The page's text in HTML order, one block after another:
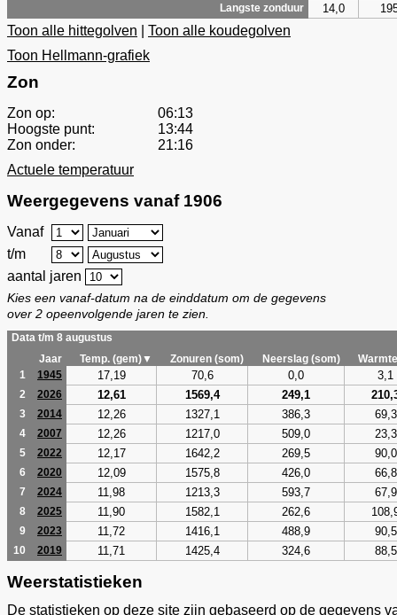
Langste zonduur 14,0
Toon alle hittegolven
Toon alle koudegolven
Toon Hellmann-grafiek
Zon
Zon op:
06:13
Hoogste punt:
13:44
Zon onder:
21:16
Actuele temperatuur
Weergegevens vanaf 1906
Vanaf
t/m
aantal jaren
Kies een vanaf-datum na de einddatum om de gegevens
over 2 opeenvolgende jaren te zien.
Data t/m 8 augustus
Jaar
Temp. (gem)▼ Zonuren (som) Neerslag (som)
1
1945 17,19 70,6 0,0 3,1
2 2026 12,61 1569,4 249,1
3 2014 12,26 1327,1 386,3 69,3
4 2007 12,26 1217,0 509,0 23,3
5 2022 12,17 1642,2 269,5 90,0
6 2020 12,09 1575,8 426,0 66,8
7 2024 11,98 1213,3 593,7 67,9
8 2025 11,90 1582,1 262,6
9 2023 11,72 1416,1 488,9 90,5
10 2019 11,71 1425,4 324,6 88,5
Weerstatistieken
De statistieken op deze site zijn gebaseerd op de gegevens